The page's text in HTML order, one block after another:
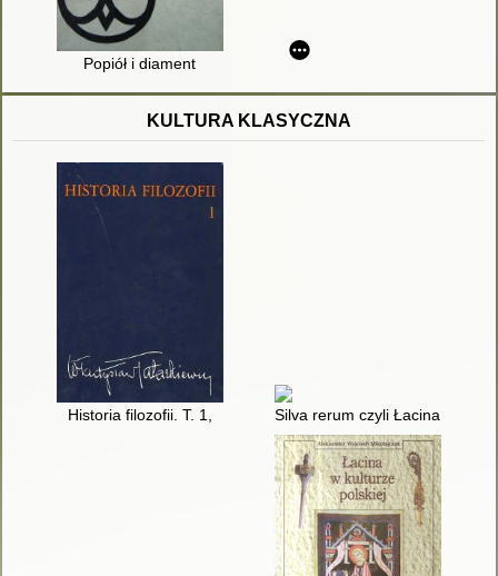
Popiół i diament
KULTURA KLASYCZNA
Historia filozofii. T. 1, Silva rerum czyli Łacina hasa